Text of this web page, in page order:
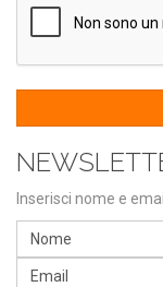
Inserisci nome e